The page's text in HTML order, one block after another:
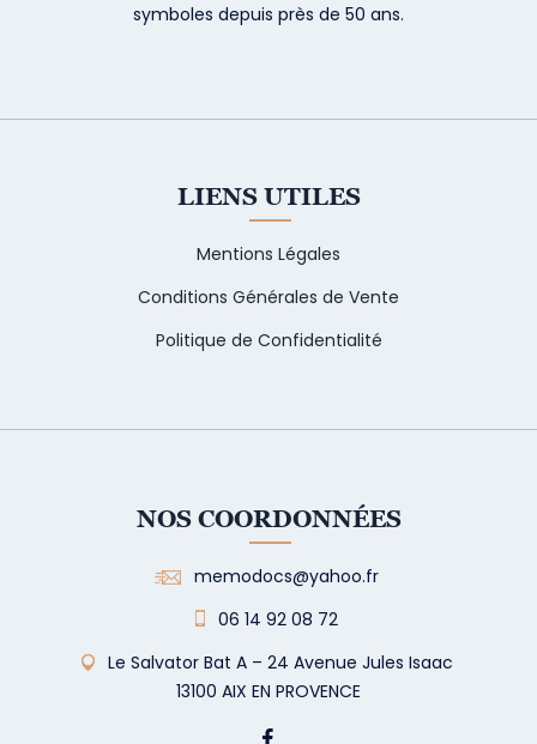
symboles depuis près de 50 ans.
LIENS UTILES
Mentions Légales
Conditions Générales de Vente
Politique de Confidentialité
NOS COORDONNÉES
memodocs@yahoo.fr
06 14 92 08 72
Le Salvator Bat A – 24 Avenue Jules Isaac
13100 AIX EN PROVENCE